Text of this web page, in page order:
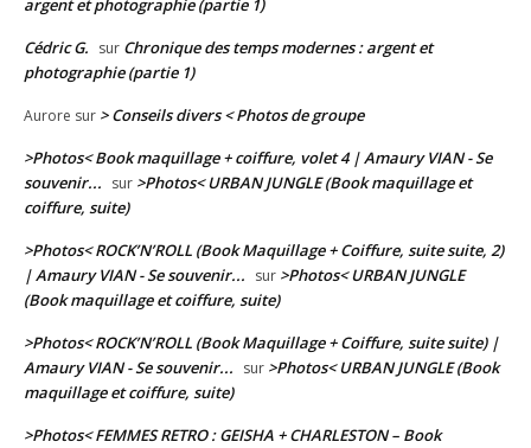
argent et photographie (partie 1)
Cédric G. sur Chronique des temps modernes : argent et
photographie (partie 1)
Aurore sur > Conseils divers < Photos de groupe
>Photos< Book maquillage + coiffure, volet 4 | Amaury VIAN - Se
souvenir... sur >Photos< URBAN JUNGLE (Book maquillage et
coiffure, suite)
>Photos< ROCK’N’ROLL (Book Maquillage + Coiffure, suite suite, 2)
| Amaury VIAN - Se souvenir... sur >Photos< URBAN JUNGLE
(Book maquillage et coiffure, suite)
>Photos< ROCK’N’ROLL (Book Maquillage + Coiffure, suite suite) |
Amaury VIAN - Se souvenir... sur >Photos< URBAN JUNGLE (Book
maquillage et coiffure, suite)
>Photos< FEMMES RETRO : GEISHA + CHARLESTON – Book